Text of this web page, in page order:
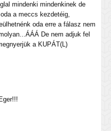
mindenki mindenkinek de
a meccs kezdetéig,
oda erre a fálasz nem
De nem adjuk fel
a KUPÁT(L)